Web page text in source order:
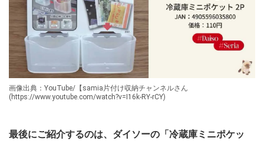
画像出典：YouTube/【samia片付け収納チャンネルさん
(https://www.youtube.com/watch?v=I16k-RY-rCY)
最後にご紹介するのは、ダイソーの「冷蔵庫ミニポケッ